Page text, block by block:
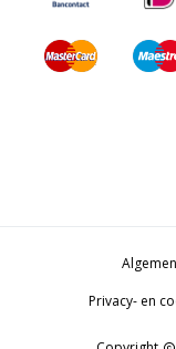
Privacy- en